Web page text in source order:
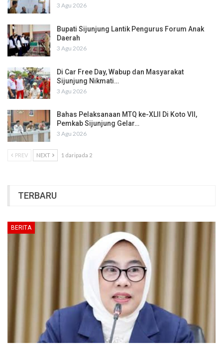
3 Agu 2026
Bupati Sijunjung Lantik Pengurus Forum Anak
Daerah
3 Agu 2026
Di Car Free Day, Wabup dan Masyarakat
Sijunjung Nikmati…
3 Agu 2026
Bahas Pelaksanaan MTQ ke-XLII Di Koto VII,
Pemkab Sijunjung Gelar…
3 Agu 2026
PREV NEXT 1 daripada 2
TERBARU
BERITA